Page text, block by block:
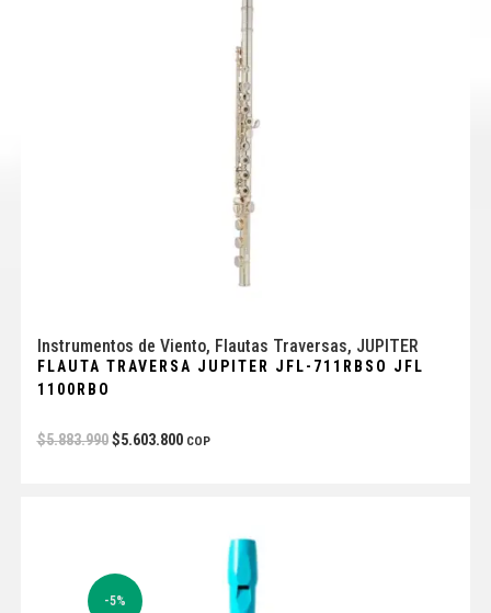
Instrumentos de Viento, Flautas Traversas, JUPITER
FLAUTA TRAVERSA JUPITER JFL-711RBSO JFL
1100RBO
$5.883.990 $5.603.800 COP
-5%